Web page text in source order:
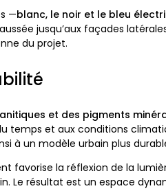
—blanc, le noir et le bleu
jusqu’aux façades
du projet.
et des pigments
temps et aux conditions
à un modèle urbain plus
favorise la réflexion de la
Le résultat est un espace